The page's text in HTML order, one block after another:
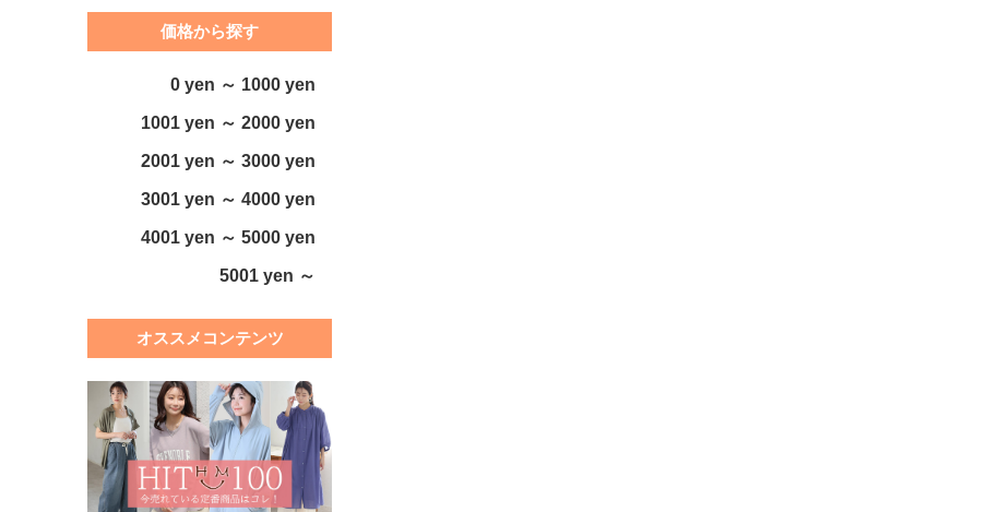
価格から探す
0 yen ～ 1000 yen
1001 yen ～ 2000 yen
2001 yen ～ 3000 yen
3001 yen ～ 4000 yen
4001 yen ～ 5000 yen
5001 yen ～
オススメコンテンツ